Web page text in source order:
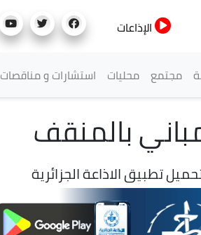
الإذاعات
مجتمع محليات استشارات و مناقصات
بالمنقف
تطبيق الاذاعة الجزائرية